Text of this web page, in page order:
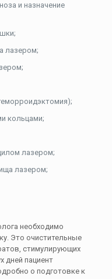
и назначение
лазером;
кольцами;
лазером;
лазером;
необходимо
Это очистительные
стимулирующих
дней пациент
о подготовке к